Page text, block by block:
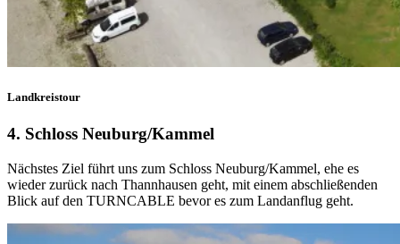
Landkreistour
4. Schloss Neuburg/Kammel
Nächstes Ziel führt uns zum Schloss Neuburg/Kammel, ehe es
wieder zurück nach Thannhausen geht, mit einem abschließenden
Blick auf den TURNCABLE bevor es zum Landanflug geht.